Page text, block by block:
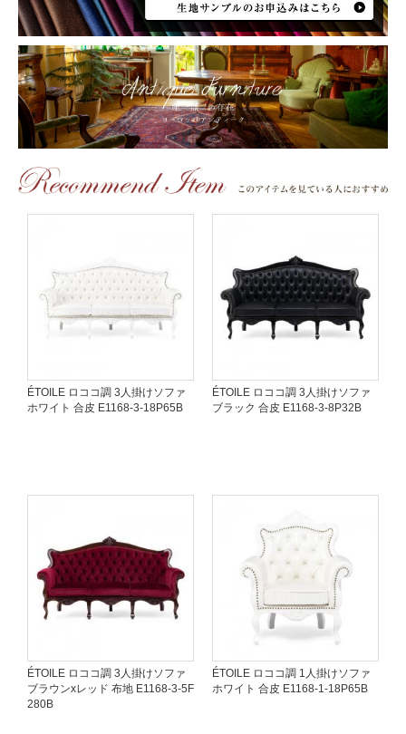
ÉTOILE ロココ調 3人掛けソファ
ホワイト 合皮 E1168-3-18P65B
ÉTOILE ロココ調 3人掛けソファ
ブラック 合皮 E1168-3-8P32B
ÉTOILE ロココ調 3人掛けソファ
ブラウンxレッド 布地 E1168-3-5F
280B
ÉTOILE ロココ調 1人掛けソファ
ホワイト 合皮 E1168-1-18P65B